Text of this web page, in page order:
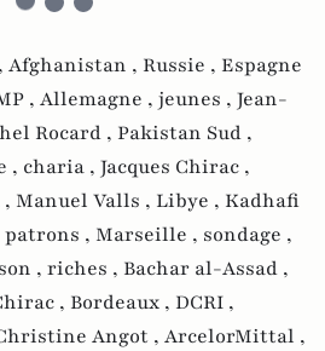
Afghanistan , Russie , Espagne
, Allemagne , jeunes , Jean-
Rocard , Pakistan Sud ,
, charia , Jacques Chirac ,
Manuel Valls , Libye , Kadhafi
patrons , Marseille , sondage ,
, riches , Bachar al-Assad ,
, Bordeaux , DCRI ,
Angot , ArcelorMittal ,